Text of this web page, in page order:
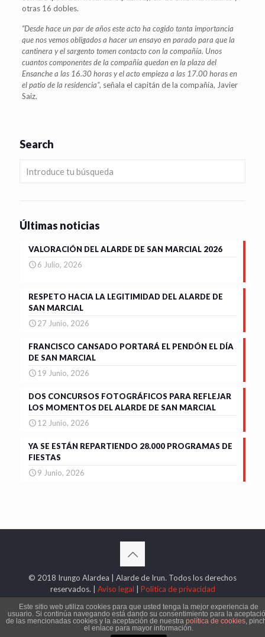
otras 16 dobles.
“Desde hace un par de años este acto ha cogido tanta importancia
que nos vemos obligados a hacer un ensayo en parado para que la
cantinera y el sargento tomen contacto con la compañía. Unos
cuantos componentes de la compañía quedan en la plaza del
Ensanche a las 16.30 horas y el acto empieza a las 17.00 horas en
el patio de la residencia”, señala el capitán de la compañía, Javier
Saiz.
Search
Últimas noticias
VALORACIÓN DEL ALARDE DE SAN MARCIAL 2026
6 Julio, 2026
RESPETO HACIA LA LEGITIMIDAD DEL ALARDE DE
SAN MARCIAL
27 Junio, 2026
FRANCISCO CANSADO PORTARÁ EL PENDÓN EL DÍA
DE SAN MARCIAL
19 Junio, 2026
DOS CONCURSOS FOTOGRÁFICOS PARA REFLEJAR
LOS MOMENTOS DEL ALARDE DE SAN MARCIAL
12 Junio, 2026
YA SE ESTÁN REPARTIENDO 28.000 PROGRAMAS DE
FIESTAS
9 Junio, 2026
© 2018 Irungo Alardea | Alarde de Irun. Todos los derechos
reservados. | Aviso legal Política de privacidad
Este sitio web utiliza cookies para que usted tenga la mejor experiencia de
usuario. Si continúa navegando está dando su consentimiento para la
de las mencionadas cookies y la aceptación de nuestra política de cookies,
el enlace para mayor información.